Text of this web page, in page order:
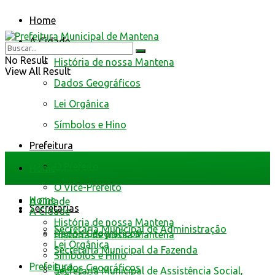
Home
A Cidade
História de nossa Mantena
Dados Geográficos
Lei Orgânica
Símbolos e Hino
Prefeitura
O Vice-Prefeito
Secretarias
Secretaria Municipal de Administração
Secretaria Municipal da Fazenda
Secretaria Municipal de Assistência Social,
No Result
View All Result
Home
A Cidade
História de nossa Mantena
Dados Geográficos
Home
A Cidade
História de nossa Mantena
Dados Geográficos
Lei Orgânica
Símbolos e Hino
Prefeitura